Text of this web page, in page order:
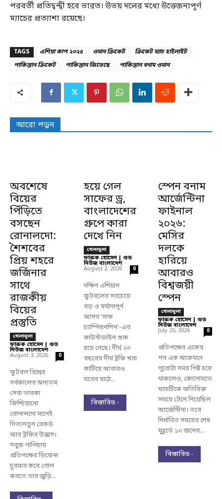
পরবর্তী প্রতিদ্বন্দ্বী হবে ভারত। উভয় দলের মধ্যে উত্তেজনাপূর্ণ
ম্যাচের প্রত্যাশা রয়েছে।
TAGS এশিয়া কাপ ২০২৫ ওমান ক্রিকেট
ক্রিকেট ম্যাচ হাইলাইট
পাকিস্তান ক্রিকেট
পাকিস্তান জিতেছে পাকিস্তান বনাম ওমান
আরো পড়ুন
অবশেষে
বিয়ের
পিঁড়িতে
বসছেন
রোনালদো:
শৈশবের
প্রিয় শহরে
জর্জিনার
সাথে
রাজকীয়
বিয়ের
প্রস্তুতি
খেলাধুলা
ফারুক হোসেন | গুড
নিউজ বাংলাদেশ -
August 3, 2026 0
ফুটবল বিশ্বের
সর্বকালের অন্যতম
সেরা তারকা
ক্রিশ্চিয়ানো
রোনালদো মানেই
নিত্যনতুন রেকর্ড
আর ট্রফির উল্লাস।
সবুজ গালিচায়
প্রতিপক্ষের ডিফেন্স
চুরমার করে গোল
করতে তার জুড়ি...
হয়ে গেল
সাফের ড্র,
বাংলাদেশের
গ্রুপে কারা
দেখে নিন
খেলাধুলা
ফারুক হোসেন | গুড
নিউজ বাংলাদেশ -
August 2, 2026 0
দক্ষিণ এশিয়ান
ফুটবলের সবচেয়ে
বড় ও মর্যাদাপূর্ণ
আসর 'সাফ
চ্যাম্পিয়নশিপ'-এর
কাউন্টডাউন শুরু
হয়ে গেছে। দীর্ঘ ২৩
বছরের দীর্ঘ ট্রফি খরা
কাটিয়ে আবারও
ঘরের মাঠে...
বিস্তারিত -
স্পেন বনাম
আর্জেন্টিনা
ফাইনাল
২০২৬:
মেসির
দলকে
হারিয়ে
আবারও
বিশ্বজয়ী
স্পেন
খেলাধুলা
ফারুক হোসেন | গুড
নিউজ বাংলাদেশ -
July 20, 2026 0
প্রতিপক্ষের একের
পর এক আক্রমণে
পুরোটা সময় পিষ্ট হয়ে
থাকলেও, কোনোমতে
ম্যাচটিকে অতিরিক্ত
সময়ে টেনে নিয়েছিল
আর্জেন্টিনা। তবে
নির্ধারিত সময়ের শেষ
মুহূর্তে ১০ জনের...
বিস্তারিত -